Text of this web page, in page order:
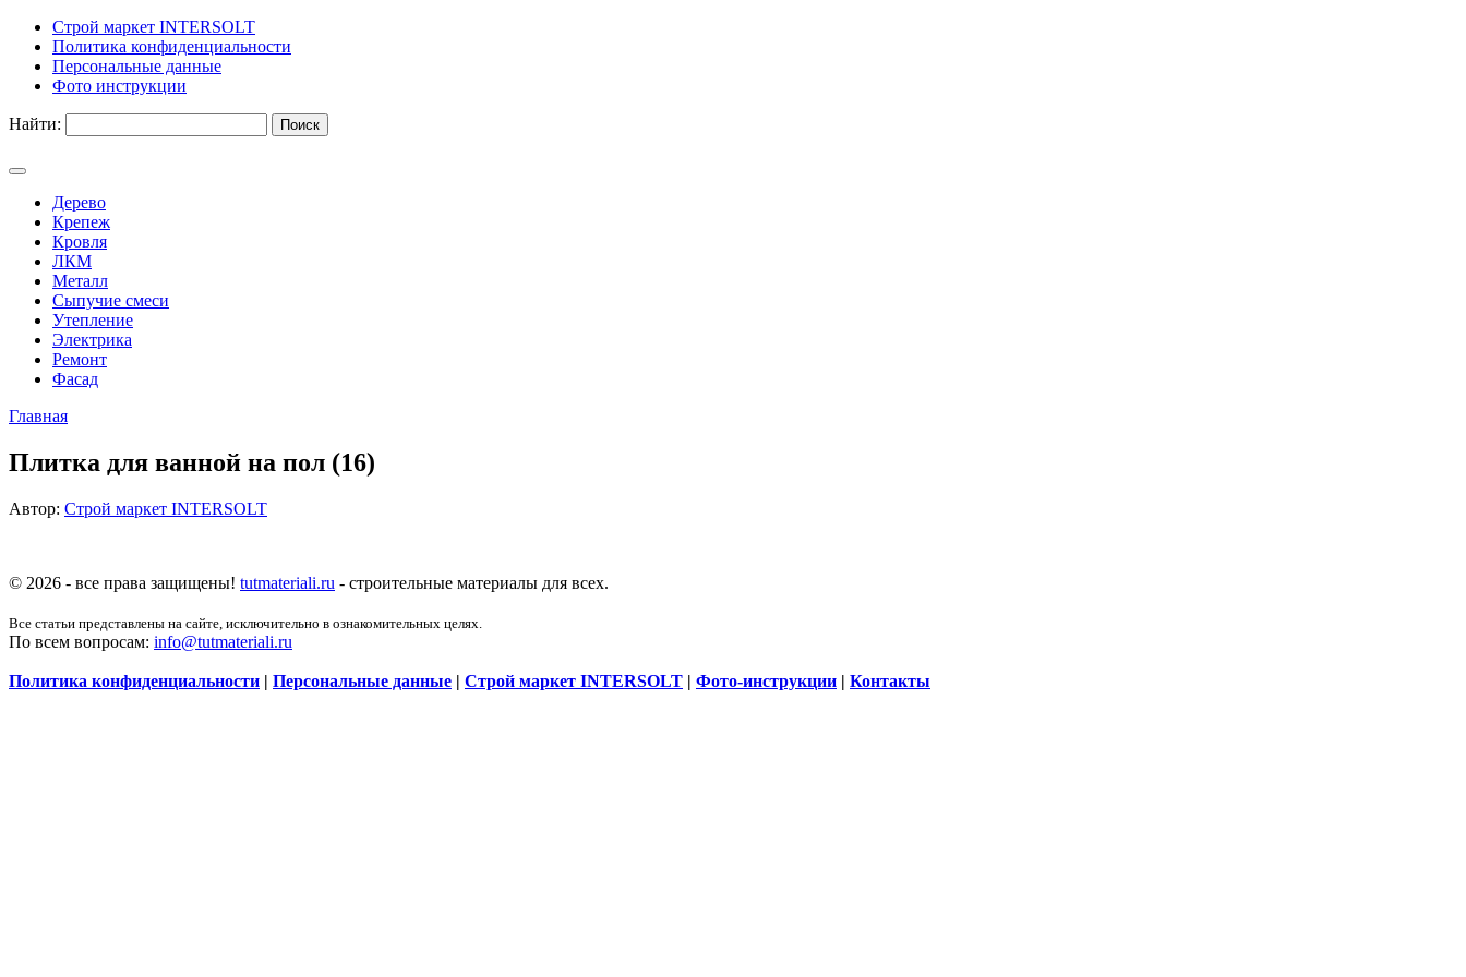
Строй маркет INTERSOLT
Политика конфиденциальности
Персональные данные
Фото инструкции
Найти:
Дерево
Крепеж
Кровля
ЛКМ
Металл
Сыпучие смеси
Утепление
Электрика
Ремонт
Фасад
Главная
Плитка для ванной на пол (16)
Автор: Строй маркет INTERSOLT
© 2026 - все права защищены! tutmateriali.ru - строительные материалы для всех.
Все статьи представлены на сайте, исключительно в ознакомительных целях.
По всем вопросам: info@tutmateriali.ru
Политика конфиденциальности | Персональные данные | Строй маркет INTERSOLT | Фото-инструкции | Контакты